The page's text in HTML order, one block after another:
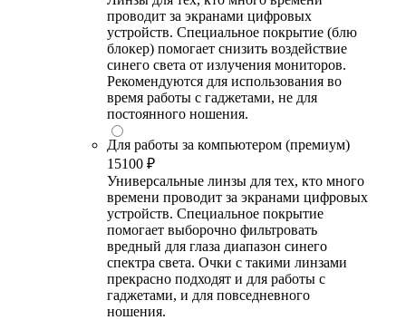
проводит за экранами цифровых
устройств. Специальное покрытие (блю
блокер) помогает снизить воздействие
синего света от излучения мониторов.
Рекомендуются для использования во
время работы с гаджетами, не для
постоянного ношения.
Для работы за компьютером (премиум)
15100 ₽
Универсальные линзы для тех, кто много
времени проводит за экранами цифровых
устройств. Специальное покрытие
помогает выборочно фильтровать
вредный для глаза диапазон синего
спектра света. Очки с такими линзами
прекрасно подходят и для работы с
гаджетами, и для повседневного
ношения.